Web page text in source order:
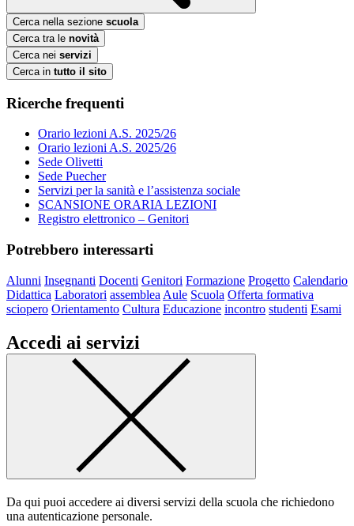
Cerca nella sezione scuola
Cerca tra le novità
Cerca nei servizi
Cerca in tutto il sito
Ricerche frequenti
Orario lezioni A.S. 2025/26
Orario lezioni A.S. 2025/26
Sede Olivetti
Sede Puecher
Servizi per la sanità e l’assistenza sociale
SCANSIONE ORARIA LEZIONI
Registro elettronico – Genitori
Potrebbero interessarti
Alunni Insegnanti Docenti Genitori Formazione Progetto Calendario
Didattica Laboratori assemblea Aule Scuola Offerta formativa
sciopero Orientamento Cultura Educazione incontro studenti Esami
Accedi ai servizi
Da qui puoi accedere ai diversi servizi della scuola che richiedono
una autenticazione personale.